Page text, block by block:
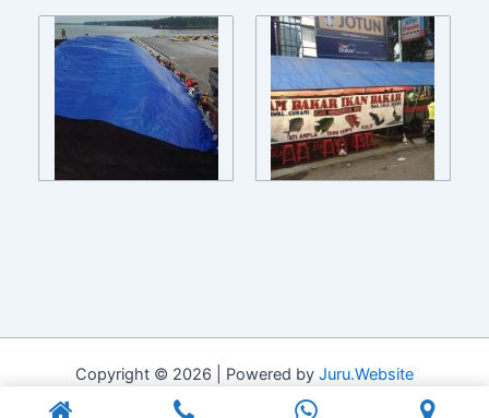
Copyright © 2026 | Powered by Juru.Website